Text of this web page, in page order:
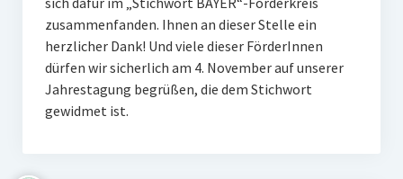
zusammenfanden. Ihnen an dieser Stelle ein
herzlicher Dank! Und viele dieser FörderInnen
dürfen wir sicherlich am 4. November auf unserer
Jahrestagung begrüßen, die dem Stichwort
gewidmet ist.